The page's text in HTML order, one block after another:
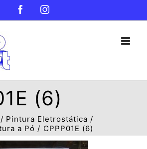
Facebook
(6)
Pintura Eletrostática
a Pó
CPPP01E (6)